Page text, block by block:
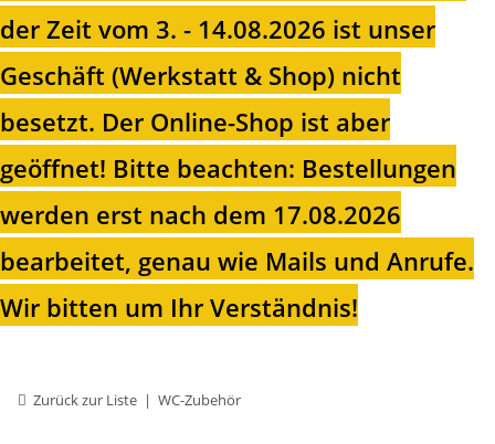
der Zeit vom 3. - 14.08.2026 ist unser
Geschäft (Werkstatt & Shop) nicht
besetzt. Der Online-Shop ist aber
geöffnet! Bitte beachten: Bestellungen
werden erst nach dem 17.08.2026
bearbeitet, genau wie Mails und Anrufe.
Wir bitten um Ihr Verständnis!
Zurück zur Liste WC-Zubehör